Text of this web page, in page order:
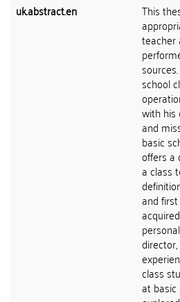
uk.abstract.en
This
teacher
school
with his
and
basic
offers a
a class
and
class
at basic